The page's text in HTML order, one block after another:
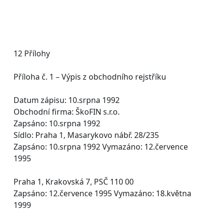
12 Přílohy
Příloha č. 1 – Výpis z obchodního rejstříku
Datum zápisu: 10.srpna 1992
Obchodní firma: ŠkoFIN s.r.o.
Zapsáno: 10.srpna 1992
Sídlo: Praha 1, Masarykovo nábř. 28/235
Zapsáno: 10.srpna 1992 Vymazáno: 12.července
1995
Praha 1, Krakovská 7, PSČ 110 00
Zapsáno: 12.července 1995 Vymazáno: 18.května
1999